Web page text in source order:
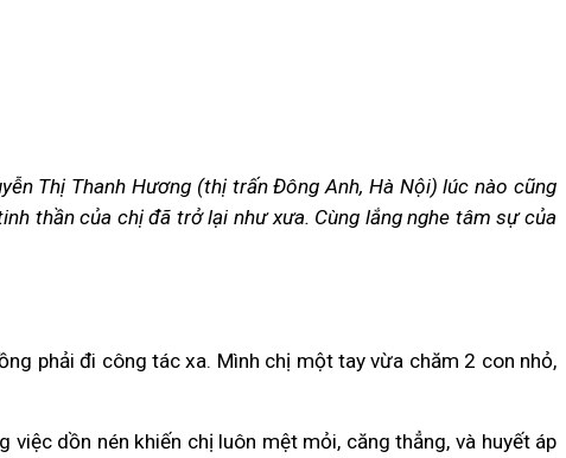
Thị Thanh Hương (thị trấn Đông Anh, Hà Nội) lúc nào cũng
thần của chị đã trở lại như xưa. Cùng lắng nghe tâm sự của
phải đi công tác xa. Mình chị một tay vừa chăm 2 con nhỏ,
dồn nén khiến chị luôn mệt mỏi, căng thẳng, và huyết áp